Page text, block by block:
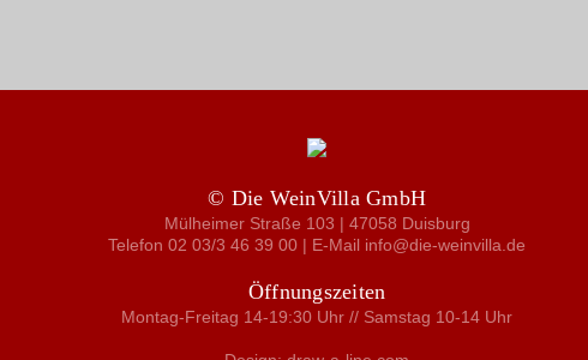
© Die WeinVilla GmbH
Mülheimer Straße 103 | 47058 Duisburg
Telefon 02 03/3 46 39 00 | E-Mail info@die-weinvilla.de
Öffnungszeiten
Montag-Freitag 14-19:30 Uhr // Samstag 10-14 Uhr